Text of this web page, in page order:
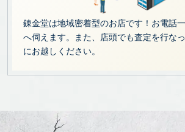
錬金堂は地域密着型のお店です！お電話
へ伺えます。また、店頭でも査定を行な
にお越しください。